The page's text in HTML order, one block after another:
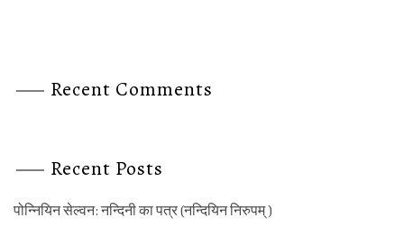
Recent Comments
Recent Posts
पोन्‍नियिन सेल्‍वन: नन्‍दिनी का पत्र (नन्‍दियिन निरुपम् )